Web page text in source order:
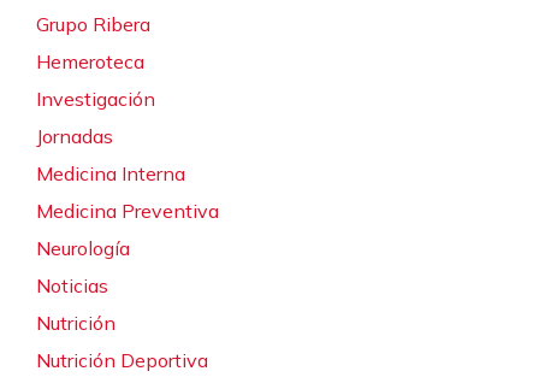
Grupo Ribera
Hemeroteca
Investigación
Jornadas
Medicina Interna
Medicina Preventiva
Neurología
Noticias
Nutrición
Nutrición Deportiva